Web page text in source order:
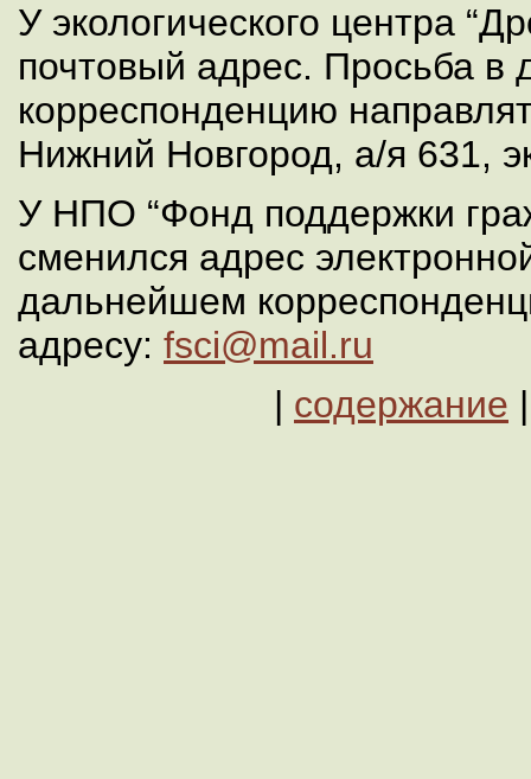
У экологического центра
почтовый адрес. Просьба в
корреспонденцию
Нижний Новгород, а/я 631,
У НПО “Фонд поддержки
сменился адрес
дальнейшем
адресу: fsci@mail.ru
| содержание